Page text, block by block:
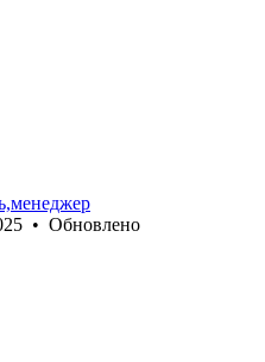
• Обновлено